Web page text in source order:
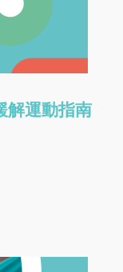
解運動指南